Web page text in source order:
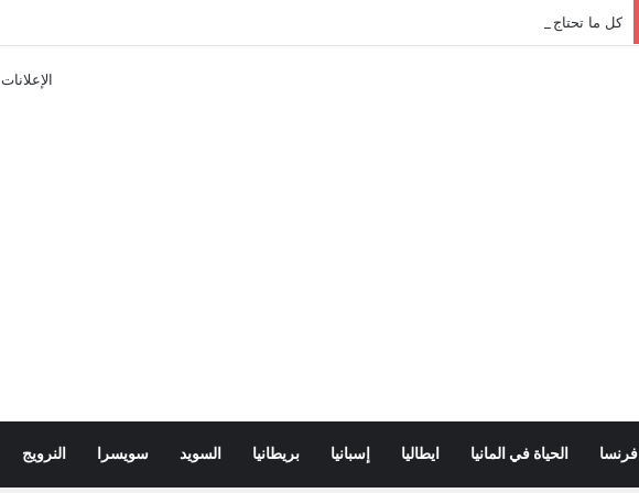
كل ما تحتاج معرفته عن تذاكر ووسائل النقل في باريس 2025
الإعلانات
فرنسا الحياة في المانيا ايطاليا إسبانيا بريطانيا السويد سويسرا النرويج